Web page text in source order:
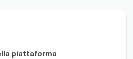
piattaforma